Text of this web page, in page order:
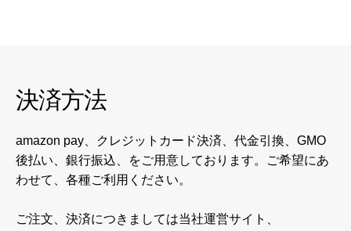
決済方法
amazon pay、クレジットカード決済、代金引換、GMO
後払い、銀行振込、をご用意しております。ご希望にあ
わせて、各種ご利用ください。
ご注文、決済につきましては当社運営サイト、